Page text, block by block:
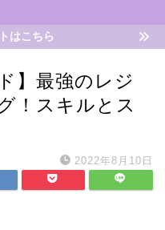
はこちら
】最強のレジ
！スキルとス
2022年8月10日